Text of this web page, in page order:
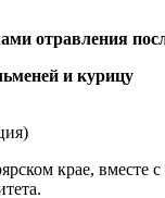
отравления
крае, вместе